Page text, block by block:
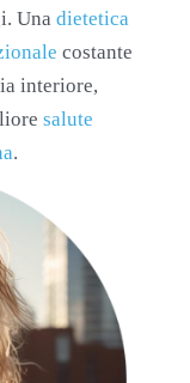
Una dietetica
costante
interiore,
salute
.